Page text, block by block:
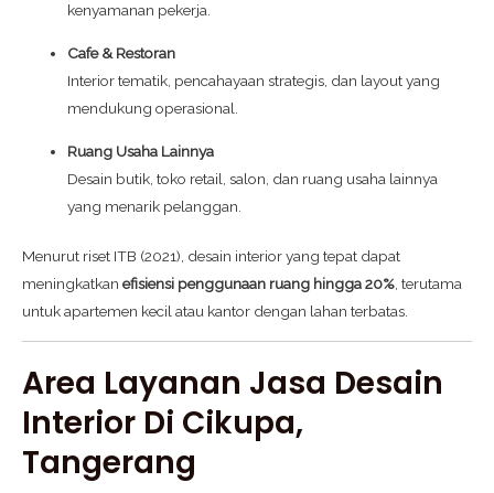
kenyamanan pekerja.
Cafe & Restoran
Interior tematik, pencahayaan strategis, dan layout yang
mendukung operasional.
Ruang Usaha Lainnya
Desain butik, toko retail, salon, dan ruang usaha lainnya
yang menarik pelanggan.
Menurut riset ITB (2021), desain interior yang tepat dapat
meningkatkan efisiensi penggunaan ruang hingga 20% , terutama
untuk apartemen kecil atau kantor dengan lahan terbatas.
Area Layanan Jasa Desain
Interior Di Cikupa,
Tangerang